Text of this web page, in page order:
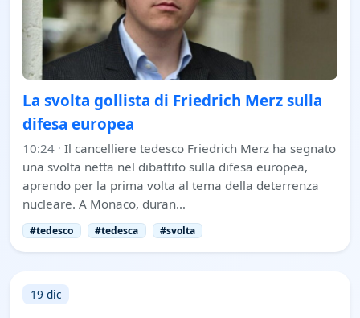
La svolta gollista di Friedrich Merz sulla
difesa europea
10:24 · Il cancelliere tedesco Friedrich Merz ha segnato
una svolta netta nel dibattito sulla difesa europea,
aprendo per la prima volta al tema della deterrenza
nucleare. A Monaco, duran…
#tedesco #tedesca #svolta
19 dic